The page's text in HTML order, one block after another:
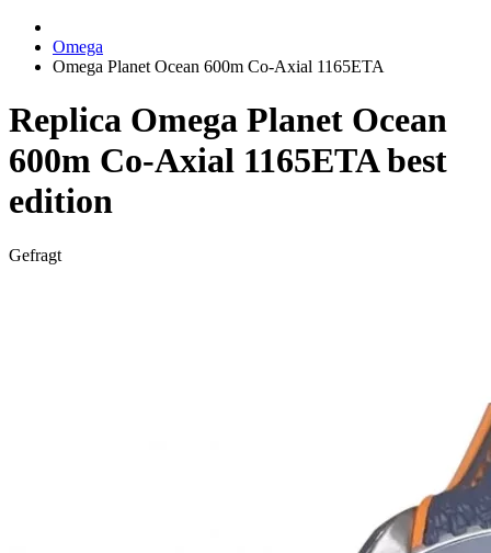
Omega
Omega Planet Ocean 600m Co-Axial 1165ETA
Replica Omega Planet Ocean
600m Co-Axial 1165ETA best
edition
Gefragt